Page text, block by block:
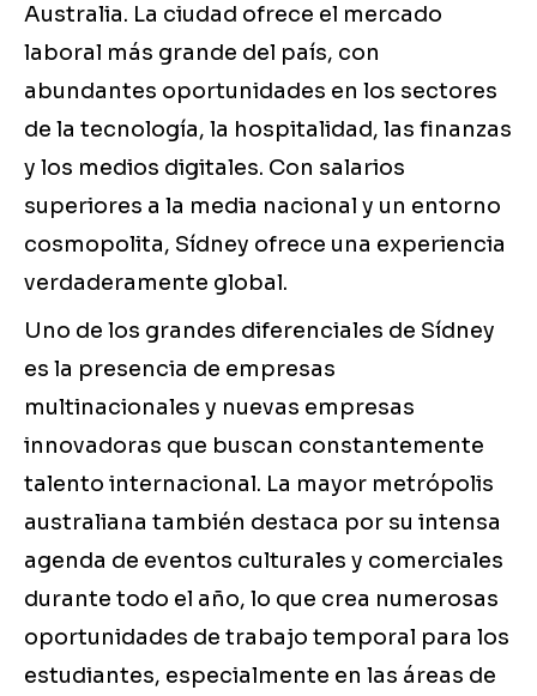
Australia. La ciudad ofrece el mercado
laboral más grande del país, con
abundantes oportunidades en los sectores
de la tecnología, la hospitalidad, las finanzas
y los medios digitales. Con salarios
superiores a la media nacional y un entorno
cosmopolita, Sídney ofrece una experiencia
verdaderamente global.
Uno de los grandes diferenciales de Sídney
es la presencia de empresas
multinacionales y nuevas empresas
innovadoras que buscan constantemente
talento internacional. La mayor metrópolis
australiana también destaca por su intensa
agenda de eventos culturales y comerciales
durante todo el año, lo que crea numerosas
oportunidades de trabajo temporal para los
estudiantes, especialmente en las áreas de